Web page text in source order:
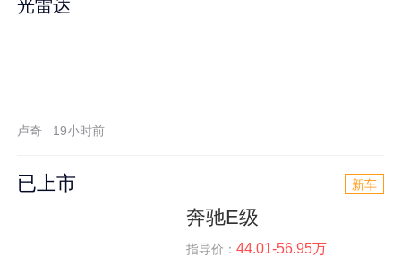
光雷达
卢奇 19小时前
已上市 新车
奔驰E级
指导价： 44.01-56.95万